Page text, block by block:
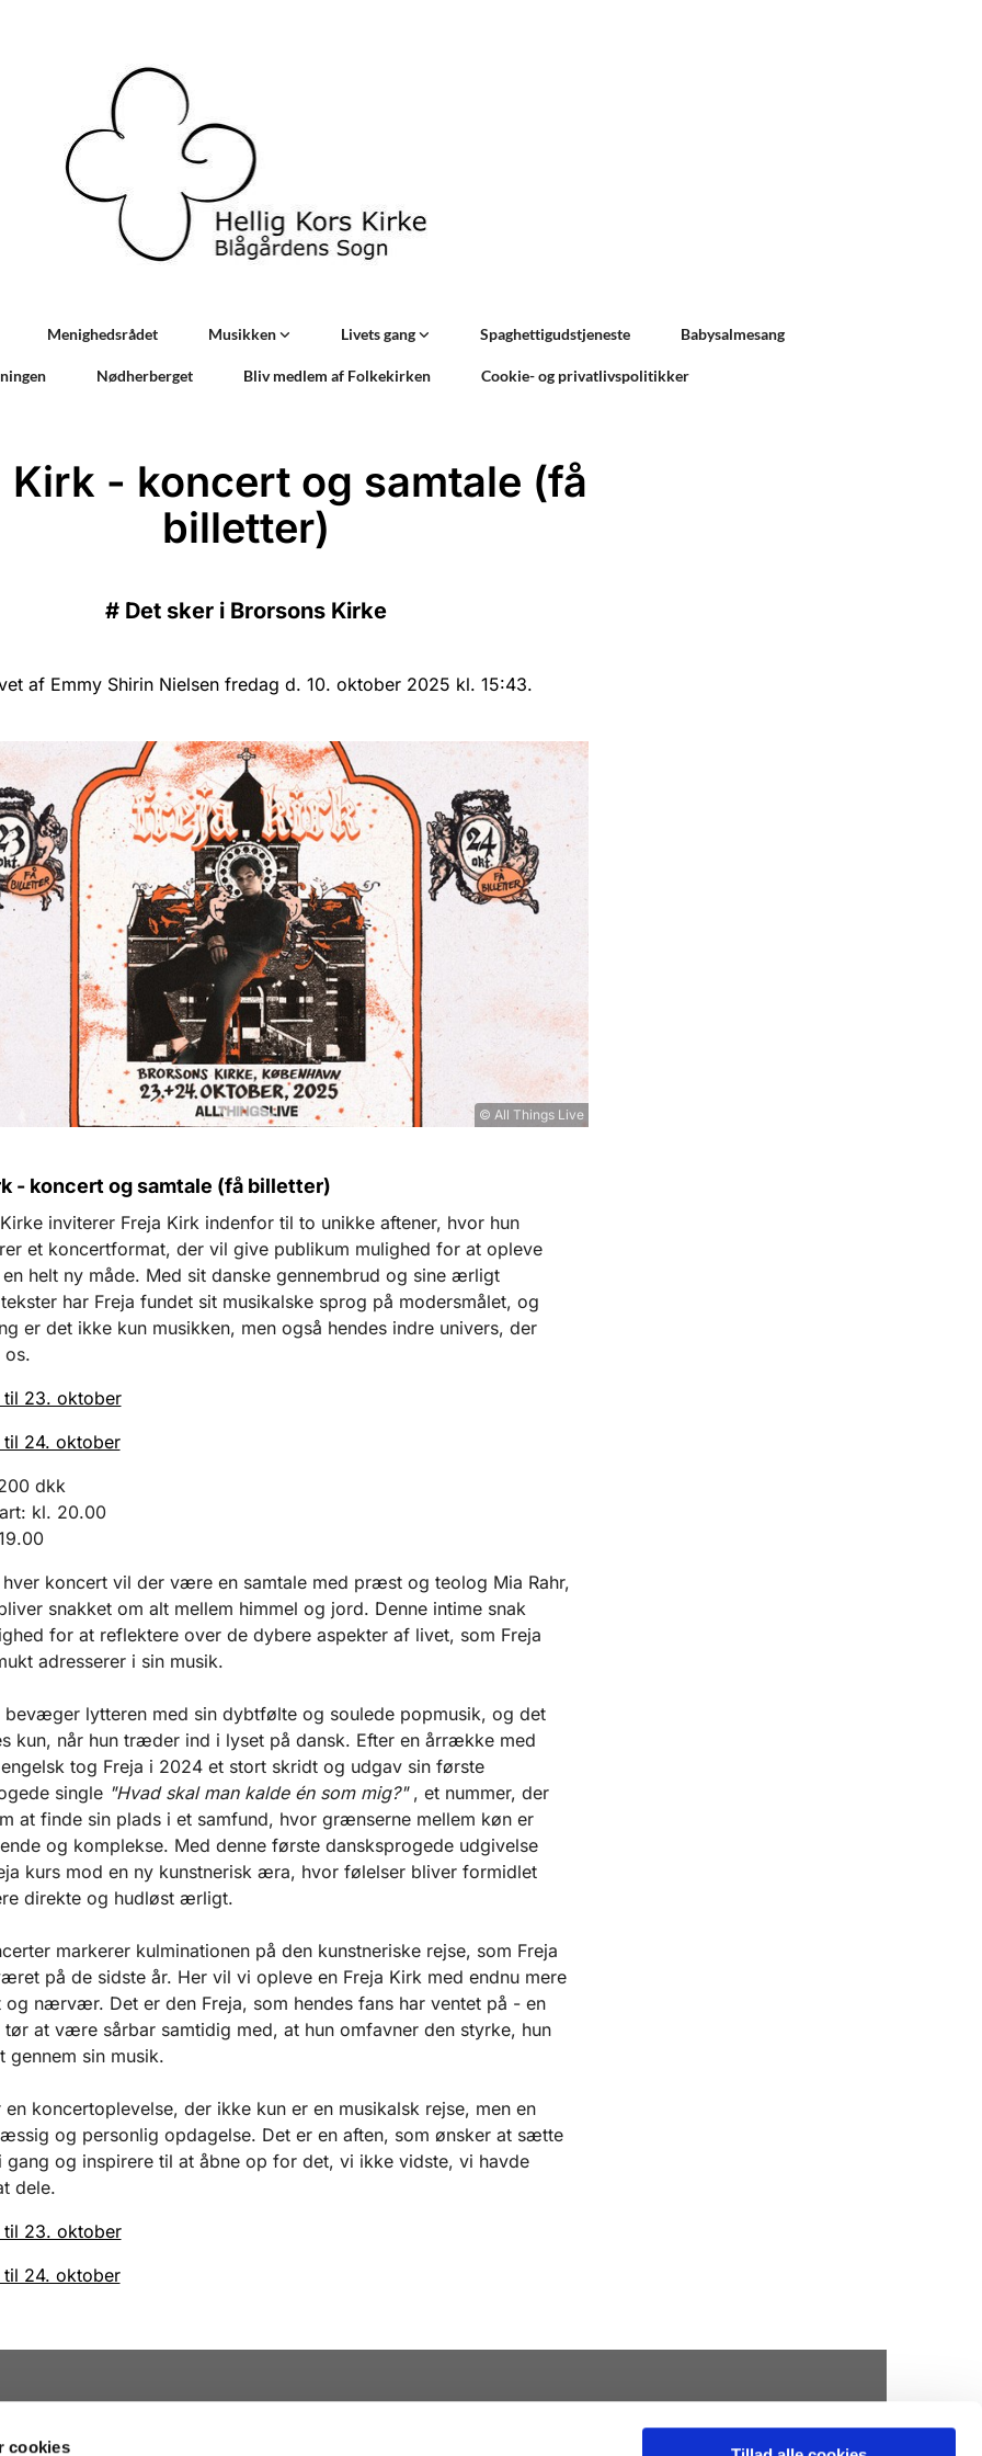
cookies
Menighedsrådet Musikken Livets gang Spaghettigudstjeneste Babysalmesang
Nødherberget Bliv medlem af Folkekirken Cookie- og privatlivspolitikker
Kirk - koncert og samtale (få
billetter)
# Det sker i Brorsons Kirke
af Emmy Shirin Nielsen fredag d. 10. oktober 2025 kl. 15:43.
© All Things Live
- koncert og samtale (få billetter)
inviterer Freja Kirk indenfor til to unikke aftener, hvor hun
et koncertformat, der vil give publikum mulighed for at opleve
helt ny måde. Med sit danske gennembrud og sine ærligt
har Freja fundet sit musikalske sprog på modersmålet, og
er det ikke kun musikken, men også hendes indre univers, der
os.
23. oktober
24. oktober
dkk
kl. 20.00
koncert vil der være en samtale med præst og teolog Mia Rahr,
snakket om alt mellem himmel og jord. Denne intime snak
for at reflektere over de dybere aspekter af livet, som Freja
adresserer i sin musik.
bevæger lytteren med sin dybtfølte og soulede popmusik, og det
kun, når hun træder ind i lyset på dansk. Efter en årrække med
tog Freja i 2024 et stort skridt og udgav sin første
single "Hvad skal man kalde én som mig?", et nummer, der
at finde sin plads i et samfund, hvor grænserne mellem køn er
og komplekse. Med denne første dansksprogede udgivelse
kurs mod en ny kunstnerisk æra, hvor følelser bliver formidlet
direkte og hudløst ærligt.
markerer kulminationen på den kunstneriske rejse, som Freja
på de sidste år. Her vil vi opleve en Freja Kirk med endnu mere
og nærvær. Det er den Freja, som hendes fans har ventet på - en
tør at være sårbar samtidig med, at hun omfavner den styrke, hun
gennem sin musik.
koncertoplevelse, der ikke kun er en musikalsk rejse, men en
og personlig opdagelse. Det er en aften, som ønsker at sætte
gang og inspirere til at åbne op for det, vi ikke vidste, vi havde
dele.
23. oktober
24. oktober